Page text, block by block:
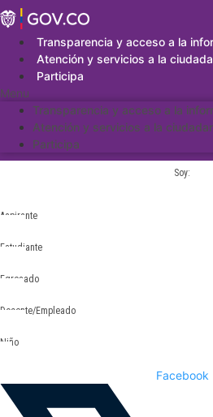
Saltar
al
contenidoTransparencia y acceso a la
Atención y servicios a la
Participa
Menu
Transparencia y acceso a la
Atención y servicios a la
Participa
Soy:
Aspirante
Estudiante
Egresado
Docente/Empleado
Niño
Facebook